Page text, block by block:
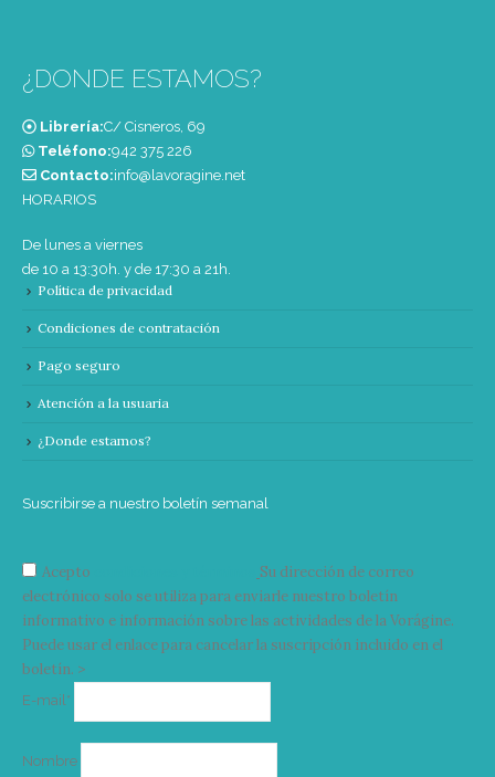
¿DONDE ESTAMOS?
Librería:C/ Cisneros, 69
Teléfono:‭942 375 226‬
Contacto:info@lavoragine.net
HORARIOS
De lunes a viernes
de 10 a 13:30h. y de 17:30 a 21h.
Política de privacidad
Condiciones de contratación
Pago seguro
Atención a la usuaria
¿Donde estamos?
Suscribirse a nuestro boletín semanal
Acepto
Su dirección de correo
electrónico solo se utiliza para enviarle nuestro boletín
informativo e información sobre las actividades de la Vorágine.
Puede usar el enlace para cancelar la suscripción incluido en el
boletín. >
E-mail*
Nombre